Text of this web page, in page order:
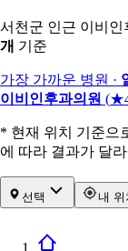
서천군 인근 이비인
개 기준
가장 가까운 병원 ·
이비인후과의원 (
* 현재 위치 기준으
에 따라 결과가 달
선택 내 위